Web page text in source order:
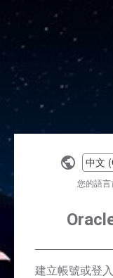
Select
language
您的語言
建立帳號或登入